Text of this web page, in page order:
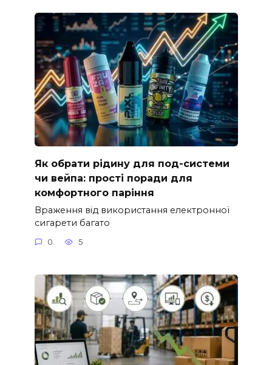
Як обрати рідину для под-системи
чи вейпа: прості поради для
комфортного паріння
Враження від використання електронної
сигарети багато
0 5